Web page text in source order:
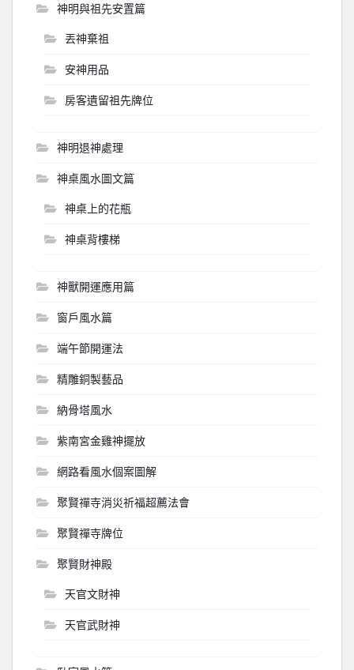
神明與祖先安置篇
丟神棄祖
安神用品
房客遺留祖先牌位
神明退神處理
神桌風水圖文篇
神桌上的花瓶
神桌背樓梯
神獸開運應用篇
窗戶風水篇
端午節開運法
精雕銅製藝品
納骨塔風水
紫南宮金雞神擺放
網路看風水個案圖解
聚賢禪寺消災祈福超薦法會
聚賢禪寺牌位
聚賢財神殿
天官文財神
天官武財神